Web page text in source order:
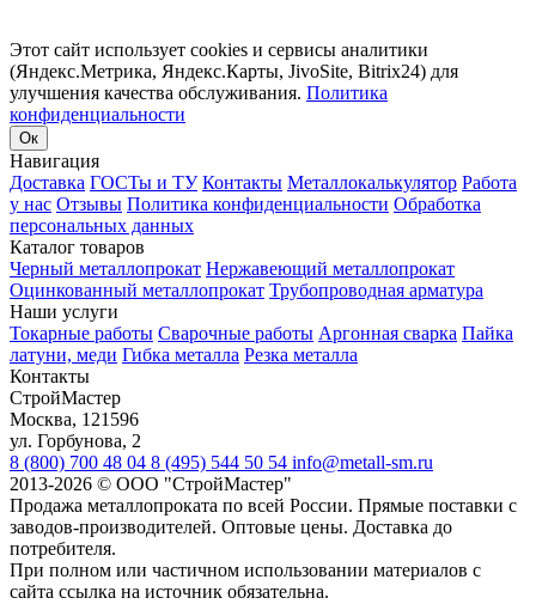
Этот сайт использует cookies и сервисы аналитики
(Яндекс.Метрика, Яндекс.Карты, JivoSite, Bitrix24) для
улучшения качества обслуживания. Политика
конфиденциальности
Ок
Навигация
Доставка ГОСТы и ТУ Контакты Металлокалькулятор Работа
у нас Отзывы Политика конфиденциальности Обработка
персональных данных
Каталог товаров
Черный металлопрокат Нержавеющий металлопрокат
Оцинкованный металлопрокат Трубопроводная арматура
Наши услуги
Токарные работы Сварочные работы Аргонная сварка Пайка
латуни, меди Гибка металла Резка металла
Контакты
СтройМастер
Москва, 121596
ул. Горбунова, 2
8 (800) 700 48 04 8 (495) 544 50 54 info@metall-sm.ru
2013-2026 © ООО "СтройМастер"
Продажа металлопроката по всей России. Прямые поставки с
заводов-производителей. Оптовые цены. Доставка до
потребителя.
При полном или частичном использовании материалов с
сайта ссылка на источник обязательна.